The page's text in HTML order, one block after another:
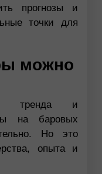
прогнозы и
точки для
можно
тренда и
на баровых
Но это
опыта и